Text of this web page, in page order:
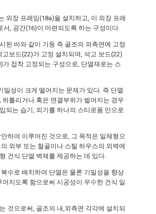
외장 프레임(18a)을 설치하고, 이 외장 프레
, 공간(16)이 마련되도록 하는 구성이다.
된 바와 같이 기둥 즉 골조의 외측면에 고정
보드(22)가 고정 설치되며, 석고 보드(22)
접착 고정되는 구성으로, 단열재로는 스
밀성이 크게 떨어지는 문제가 있다. 즉 단열
틀리거나 혹은 연결부위가 벌어지는 경우
되는 습기, 외기를 하나의 스티로폼 만으로
하여 이루어진 것으로, 그 목적은 일체형으
외부 또는 철골이나 스틸 하우스의 외벽에
건식 단열 벽체를 제공하는 데 있다.
수로 배치하여 단열은 물론 기밀성을 향상
지도록 함으로써 시공성이 우수한 건식 일
것으로써, 골조의 내,외측면 각각에 설치되